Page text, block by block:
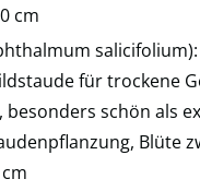
cm
für trockene
besonders schön als
Blüte